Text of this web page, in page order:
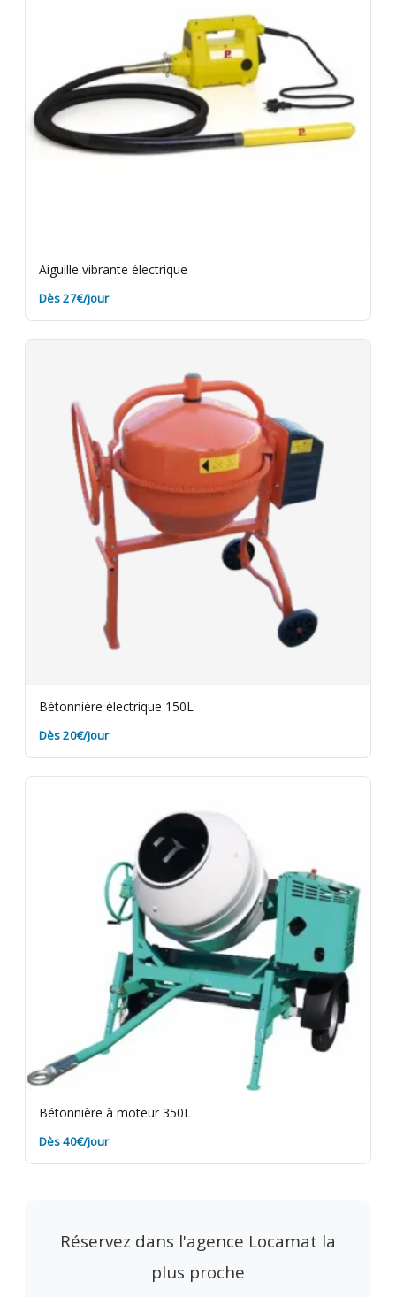
Aiguille vibrante électrique
Dès 27€/jour
Bétonnière électrique 150L
Dès 20€/jour
Bétonnière à moteur 350L
Dès 40€/jour
Réservez dans l'agence Locamat la
plus proche